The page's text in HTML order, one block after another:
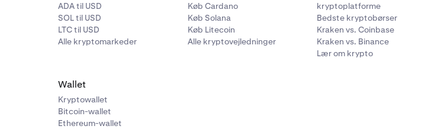
ADA til USD
SOL til USD
LTC til USD
Alle kryptomarkeder
Køb Cardano
Køb Solana
Køb Litecoin
Alle kryptovejledninger
kryptoplatforme
Bedste kryptobørser
Kraken vs. Coinbase
Kraken vs. Binance
Lær om krypto
Wallet
Kryptowallet
Bitcoin-wallet
Ethereum-wallet